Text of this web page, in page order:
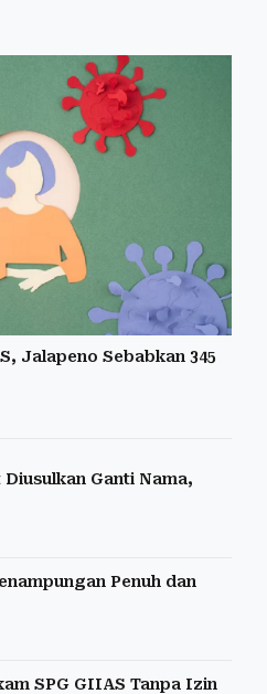
Jalapeno Sebabkan 345
Ganti Nama,
Penuh dan
SPG GIIAS Tanpa Izin